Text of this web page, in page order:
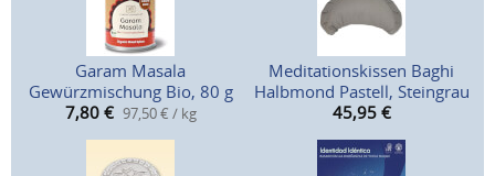
Garam Masala
Gewürzmischung Bio, 80 g
7,80 € 97,50 € / kg
Meditationskissen Baghi
Halbmond Pastell, Steingrau
45,95 €